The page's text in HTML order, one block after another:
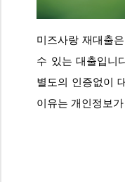
미즈사랑 재대출
수 있는 대출입니
별도의 인증없이
이유는 개인정보